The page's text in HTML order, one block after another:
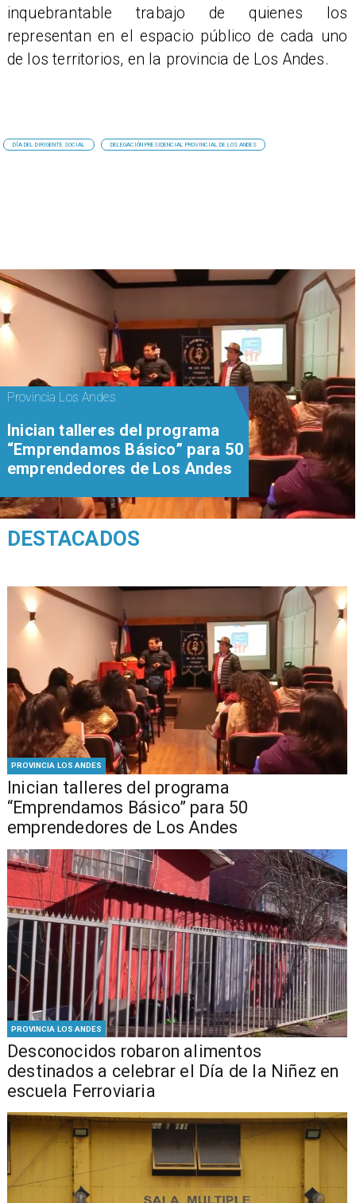
inquebrantable trabajo de quienes los
representan en el espacio público de cada uno
de los territorios, en la provincia de Los Andes.
DÍA DEL DIRIGENTE SOCIAL DELEGACIÓN PRESIDENCIAL PROVINCIAL DE LOS ANDES
PROVINCIA LOS ANDES
Inician talleres del programa
“Emprendamos Básico” para 50
emprendedores de Los Andes
PROVINCIA LOS ANDES
Desconocidos robaron alimentos
destinados a celebrar el Día de la Niñez en
escuela Ferroviaria
Provincia Los Andes
Inician talleres del programa
“Emprendamos Básico” para 50
emprendedores de Los Andes
DESTACADOS